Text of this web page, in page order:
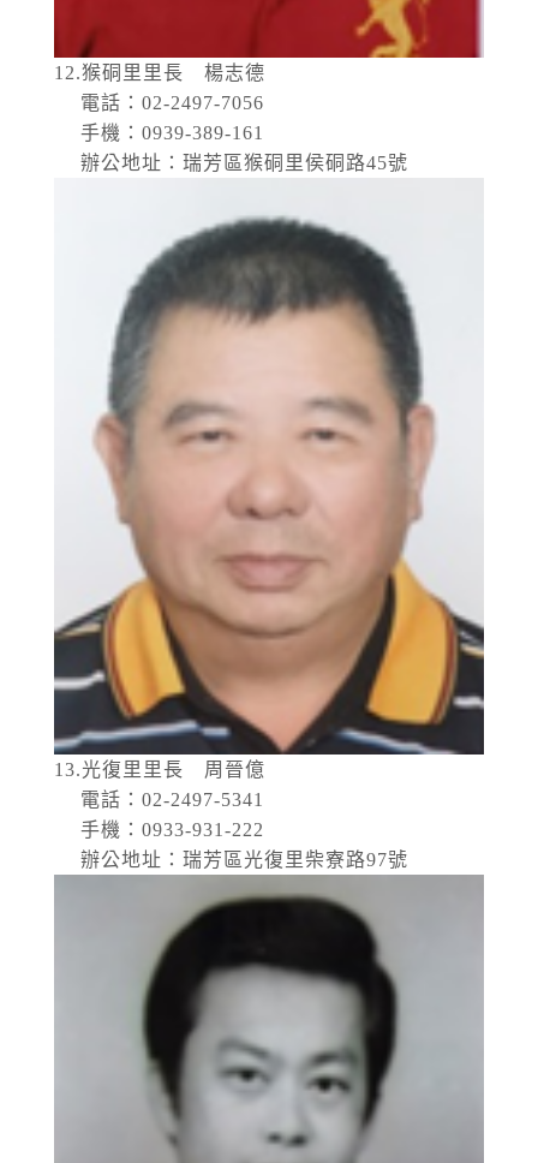
12.猴硐里里長 楊志德
電話：02-2497-7056
手機：0939-389-161
辦公地址：瑞芳區猴硐里侯硐路45號
13.光復里里長 周晉億
電話：02-2497-5341
手機：0933-931-222
辦公地址：瑞芳區光復里柴寮路97號